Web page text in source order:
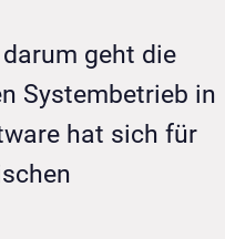
geht die
Systembetrieb in
hat sich für